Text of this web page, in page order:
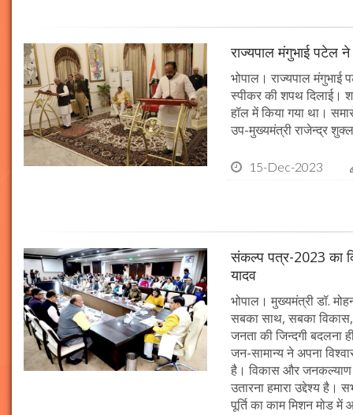
राज्यपाल मंगुभाई पटेल ने
भोपाल। राज्यपाल मंगुभाई
स्पीकर की शपथ दिलाई।
हॉल में किया गया था।
उप-मुख्यमंत्री राजेन्द्र
15-Dec-2023
संकल्प पत्र-2023 का
यादव
भोपाल। मुख्यमंत्री डॉ.
सबका साथ, सबका
जनता की जिन्दगी बदलना
जन-सामान्य ने अपना
है। विकास और
उतारना हमारा उद्देश्य
पूर्ति का काम मिशन मोड